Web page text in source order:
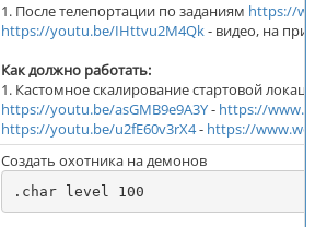
1. После телепортации по заданиям https://
https://youtu.be/IHttvu2M4Qk- видео, на
Как должно работать:
1. Кастомное скалирование стартовой
https://youtu.be/asGMB9e9A3Y- https://
https://youtu.be/u2fE60v3rX4- https://
Создать охотника на демонов
.char level 100